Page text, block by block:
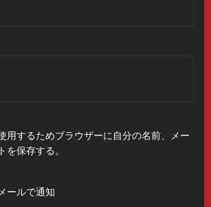
用するためブラウザーに自分の名前、メー
を保存する。
ールで通知